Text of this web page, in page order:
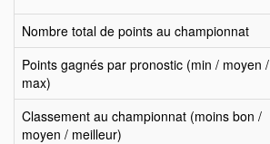
Nombre total de points au championnat
Points gagnés par pronostic (min / moyen /
max)
Classement au championnat (moins bon /
moyen / meilleur)